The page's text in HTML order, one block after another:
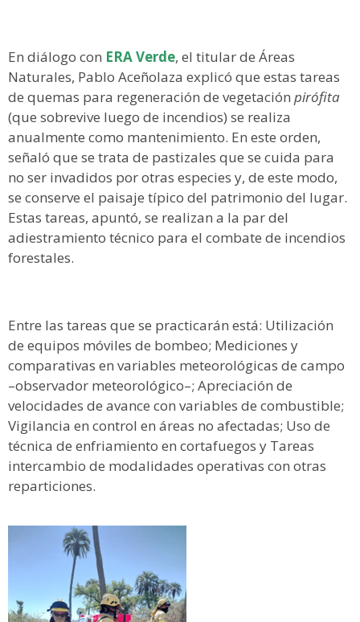
En diálogo con ERA Verde, el titular de Áreas
Naturales, Pablo Aceñolaza explicó que estas tareas
de quemas para regeneración de vegetación pirófita
(que sobrevive luego de incendios) se realiza
anualmente como mantenimiento. En este orden,
señaló que se trata de pastizales que se cuida para
no ser invadidos por otras especies y, de este modo,
se conserve el paisaje típico del patrimonio del lugar.
Estas tareas, apuntó, se realizan a la par del
adiestramiento técnico para el combate de incendios
forestales.
Entre las tareas que se practicarán está: Utilización
de equipos móviles de bombeo; Mediciones y
comparativas en variables meteorológicas de campo
–observador meteorológico–; Apreciación de
velocidades de avance con variables de combustible;
Vigilancia en control en áreas no afectadas; Uso de
técnica de enfriamiento en cortafuegos y Tareas
intercambio de modalidades operativas con otras
reparticiones.